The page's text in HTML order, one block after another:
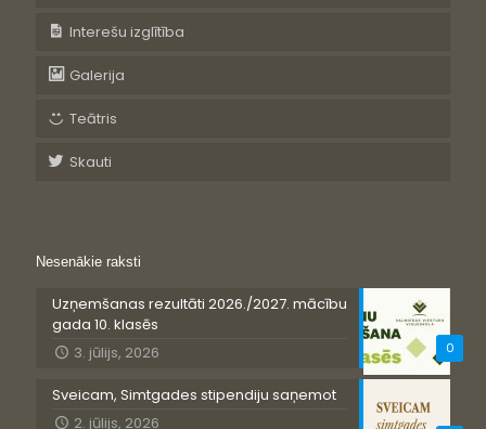
Interešu izglītība
Galerija
Teātris
Skauti
Nesenākie raksti
0
Uzņemšanas rezultāti 2026./2027. mācību
gada 10. klasēs
3. jūlijs, 2026
Sveicam, Simtgades stipendiju saņemot
2. jūlijs, 2026